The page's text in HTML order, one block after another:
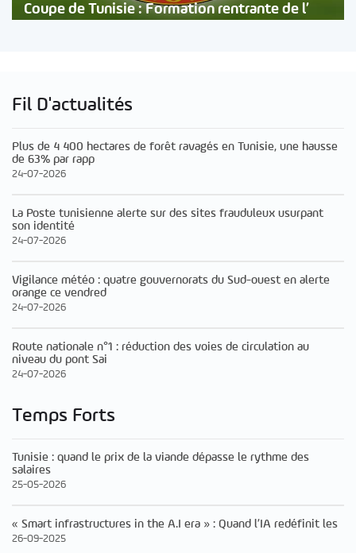
Coupe de Tunisie : Formation rentrante de l’
Fil D'actualités
Plus de 4 400 hectares de forêt ravagés en Tunisie, une hausse
de 63% par rapp
24-07-2026
La Poste tunisienne alerte sur des sites frauduleux usurpant
son identité
24-07-2026
Vigilance météo : quatre gouvernorats du Sud-ouest en alerte
orange ce vendred
24-07-2026
Route nationale n°1 : réduction des voies de circulation au
niveau du pont Sai
24-07-2026
Temps Forts
Tunisie : quand le prix de la viande dépasse le rythme des
salaires
25-05-2026
« Smart infrastructures in the A.I era » : Quand l’IA redéfinit les
26-09-2025